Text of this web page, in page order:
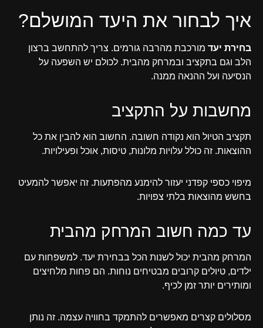
איך לבחור את היעד המושלם?
בחירת יעד מורכבת מהרבה גורמים. צריך להתחשב ברצון
הלב וגם בתקציב ובמרחק מהבית. לכולם יש השפעה על
הנסיעה ועל ההנאה ממנה.
מחשבות על התקציב
תקציב הטיול הוא נקודה חשובה. החשוב הוא להבין את כל
ההוצאות. זה כולל עלויות מלונות, טיסות, אוכל ופעילויות.
מיפוי כספי קפדני יעזור להימנע מהפתעות. זה יאפשר להמעיט
בחשש מהוצאות בלתי צפויות.
עד כמה חשוב המרחק מהבית
המרחק מהבית יכול לשנות הכל בבחירת יעד. למשפחות עם
ילדים, טיולים קרובים מבטיחים נוחות. הם פחות מלחיצים
ומותירים יותר זמן לכיף.
מסלולים קצרים מאפשרים להתמקד בחוויה עצמה. זה נותן